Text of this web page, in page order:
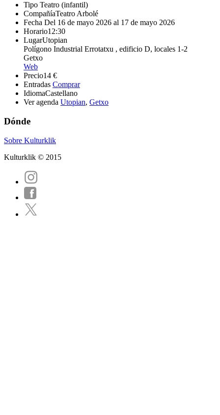
Tipo Teatro (infantil)
CompañíaTeatro Arbolé
Fecha Del 16 de mayo 2026 al 17 de mayo 2026
Horario12:30
LugarUtopian
Polígono Industrial Errotatxu , edificio D, locales 1-2
Getxo
Web
Precio14 €
Entradas Comprar
IdiomaCastellano
Ver agenda Utopian, Getxo
Dónde
Sobre Kulturklik
Kulturklik © 2015